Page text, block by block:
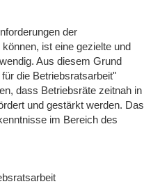
der
ist eine gezielte und
Aus diesem Grund
die Betriebsratsarbeit"
dass Betriebsräte zeitnah in
und gestärkt werden. Das
im Bereich des